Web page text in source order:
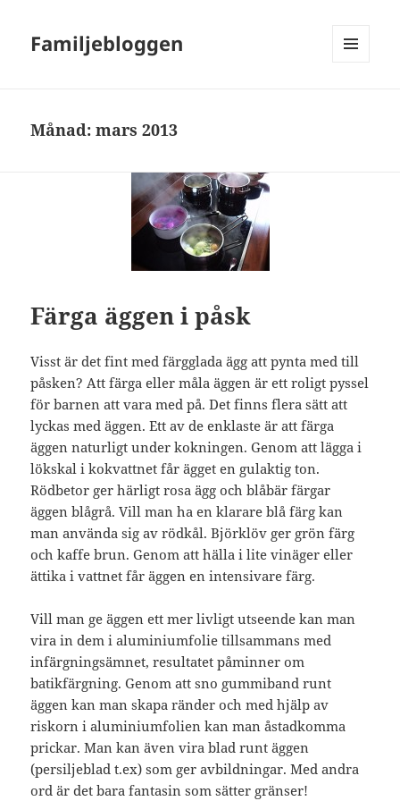
Familjebloggen
Månad:mars 2013
Färga äggen i påsk
Visst är det fint med färgglada ägg att pynta med till
påsken? Att färga eller måla äggen är ett roligt pyssel
för barnen att vara med på. Det finns flera sätt att
lyckas med äggen. Ett av de enklaste är att färga
äggen naturligt under kokningen. Genom att lägga i
lökskal i kokvattnet får ägget en gulaktig ton.
Rödbetor ger härligt rosa ägg och blåbär färgar
äggen blågrå. Vill man ha en klarare blå färg kan
man använda sig av rödkål. Björklöv ger grön färg
och kaffe brun. Genom att hälla i lite vinäger eller
ättika i vattnet får äggen en intensivare färg.
Vill man ge äggen ett mer livligt utseende kan man
vira in dem i aluminiumfolie tillsammans med
infärgningsämnet, resultatet påminner om
batikfärgning. Genom att sno gummiband runt
äggen kan man skapa ränder och med hjälp av
riskorn i aluminiumfolien kan man åstadkomma
prickar. Man kan även vira blad runt äggen
(persiljeblad t.ex) som ger avbildningar. Med andra
ord är det bara fantasin som sätter gränser!